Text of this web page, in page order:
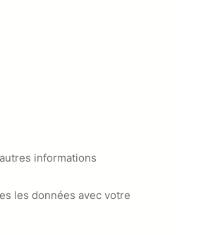
informations
les données avec votre